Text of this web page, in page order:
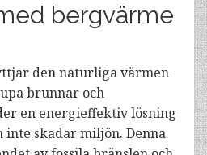
bergvärme
den naturliga värmen
brunnar och
en energieffektiv lösning
skadar miljön. Denna